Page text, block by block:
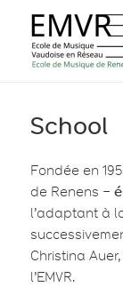
Renens
School
Fondée en
de Renens –
l’adaptant à
Christina
l’EMVR.